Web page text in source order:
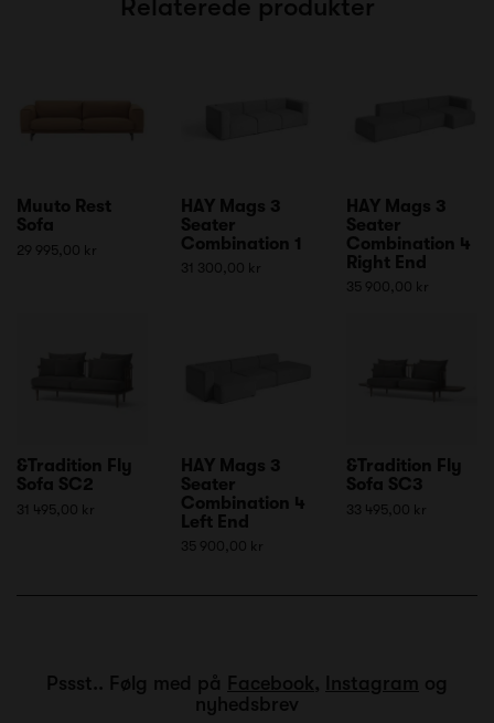
Relaterede produkter
Muuto Rest
Sofa
29 995,00 kr
HAY Mags 3
Seater
Combination 1
31 300,00 kr
HAY Mags 3
Seater
Combination 4
Right End
35 900,00 kr
&Tradition Fly
Sofa SC2
31 495,00 kr
HAY Mags 3
Seater
Combination 4
Left End
35 900,00 kr
&Tradition Fly
Sofa SC3
33 495,00 kr
Pssst.. Følg med på Facebook, Instagram og
nyhedsbrev